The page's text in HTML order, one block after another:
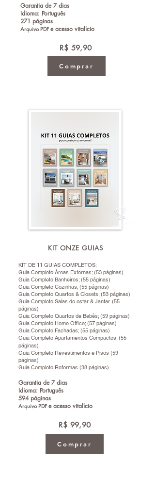
Garantia de 7 dias
Idioma: Português
271 páginas
Arquivo PDF e acesso vitalício
R$ 59,90
Comprar
MAIS VENDIDO
KIT ONZE GUIAS
KIT DE 11 GUIAS COMPLETOS:
Guia Completo Áreas Externas; (53 páginas)
Guia Completo Banheiros; (55 páginas)
Guia Completo Cozinhas; (55 páginas)
Guia Completo Quartos & Closets; (53 páginas)
Guia Completo Salas de estar & Jantar. (55
páginas)
Guia Completo Quartos de Bebês; (59 páginas)
Guia Completo Home Office; (57 páginas)
Guia Completo Fachadas; (55 páginas)
Guia Completo Apartamentos Compactos. (55
páginas)
Guia Completo Revestimentos e Pisos (59
páginas)
Guia Completo Reformas (38 páginas)
Garantia de 7 dias
Idioma: Português
594 páginas
Arquivo PDF e acesso vitalício
R$ 99,90
Comprar